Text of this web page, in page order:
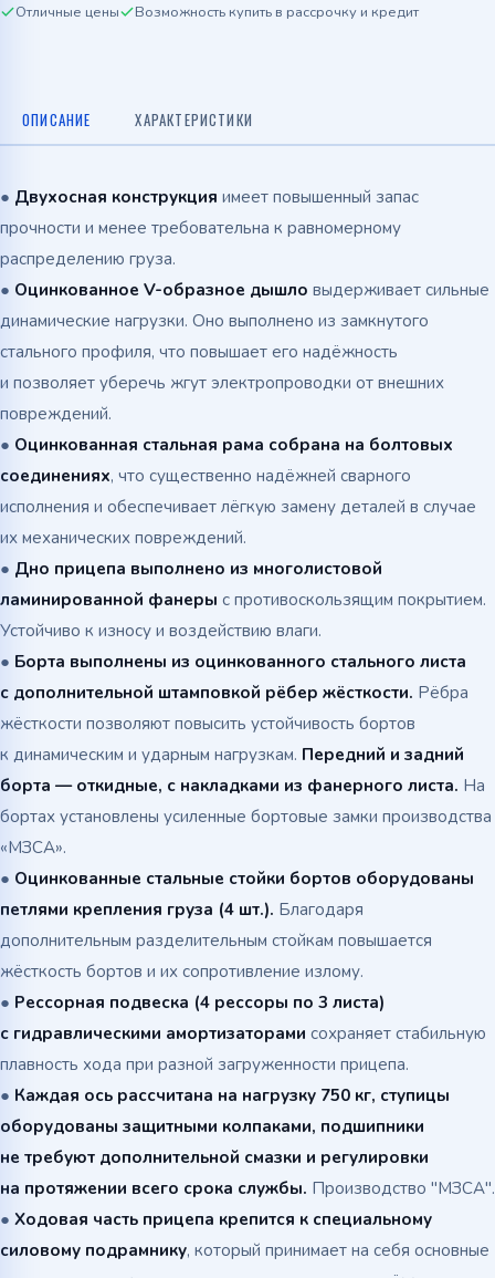
Отличные цены
Возможность купить в рассрочку и кредит
ОПИСАНИЕ ХАРАКТЕРИСТИКИ
● Двухосная конструкция имеет повышенный запас
прочности и менее требовательна к равномерному
распределению груза.
● Оцинкованное V-образное дышло выдерживает сильные
динамические нагрузки. Оно выполнено из замкнутого
стального профиля, что повышает его надёжность
и позволяет уберечь жгут электропроводки от внешних
повреждений.
● Оцинкованная стальная рама собрана на болтовых
соединениях, что существенно надёжней сварного
исполнения и обеспечивает лёгкую замену деталей в случае
их механических повреждений.
● Дно прицепа выполнено из многолистовой
ламинированной фанеры с противоскользящим покрытием.
Устойчиво к износу и воздействию влаги.
● Борта выполнены из оцинкованного стального листа
с дополнительной штамповкой рёбер жёсткости. Рёбра
жёсткости позволяют повысить устойчивость бортов
к динамическим и ударным нагрузкам. Передний и задний
борта — откидные, с накладками из фанерного листа. На
бортах установлены усиленные бортовые замки производства
«МЗСА».
● Оцинкованные стальные стойки бортов оборудованы
петлями крепления груза (4 шт.). Благодаря
дополнительным разделительным стойкам повышается
жёсткость бортов и их сопротивление излому.
● Рессорная подвеска (4 рессоры по 3 листа)
с гидравлическими амортизаторами сохраняет стабильную
плавность хода при разной загруженности прицепа.
● Каждая ось рассчитана на нагрузку 750 кг, ступицы
оборудованы защитными колпаками, подшипники
не требуют дополнительной смазки и регулировки
на протяжении всего срока службы. Производство "МЗСА".
● Ходовая часть прицепа крепится к специальному
силовому подрамнику, который принимает на себя основные